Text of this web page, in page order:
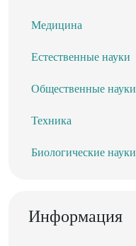
Медицина
Естественные науки
Общественные науки
Техника
Биологические науки
Информация